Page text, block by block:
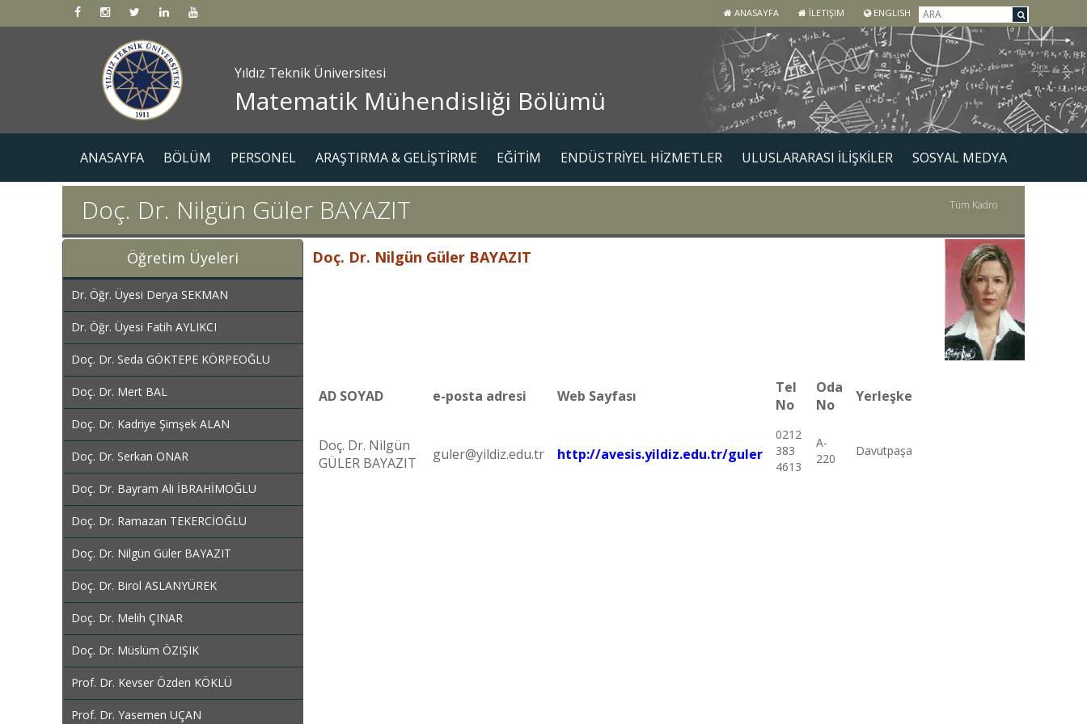
ANASAYFA İLETIŞIM ENGLISH
Yıldız Teknik Üniversitesi
Matematik Mühendisliği Bölümü
ANASAYFA BÖLÜM PERSONEL ARAŞTIRMA & GELİŞTİRME EĞİTİM ENDÜSTRİYEL HİZMETLER ULUSLARARASI İLİŞKİLER SOSYAL MEDYA
Doç. Dr. Nilgün Güler BAYAZIT Tüm Kadro
Öğretim Üyeleri
Dr. Öğr. Üyesi Derya SEKMAN
Dr. Öğr. Üyesi Fatih AYLIKCI
Doç. Dr. Seda GÖKTEPE KÖRPEOĞLU
Doç. Dr. Mert BAL
Doç. Dr. Kadriye Şimşek ALAN
Doç. Dr. Serkan ONAR
Doç. Dr. Bayram Ali İBRAHİMOĞLU
Doç. Dr. Ramazan TEKERCİOĞLU
Doç. Dr. Nilgün Güler BAYAZIT
Doç. Dr. Birol ASLANYÜREK
Doç. Dr. Melih ÇINAR
Doç. Dr. Müslüm ÖZIŞIK
Prof. Dr. Kevser Özden KÖKLÜ
Prof. Dr. Yasemen UÇAN
Doç. Dr. Nilgün Güler BAYAZIT
AD SOYAD e-posta adresi Web Sayfası
Tel
No
Oda
No
Yerleşke
Doç. Dr. Nilgün
GÜLER BAYAZIT
guler@yildiz.edu.tr http://avesis.yildiz.edu.tr/guler
0212
383
4613
A-
220
Davutpaşa